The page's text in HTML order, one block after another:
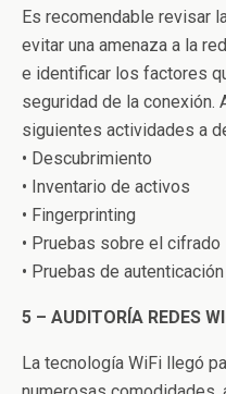
Es recomendable revisar
evitar una amenaza a la
e identificar los factores
seguridad de la conexión.
siguientes actividades a
• Descubrimiento
• Inventario de activos
• Fingerprinting
• Pruebas sobre el cifrado
• Pruebas de
5 – AUDITORÍA REDES
La tecnología WiFi llegó